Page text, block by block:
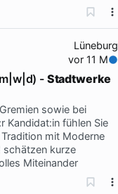
Lüneburg
vor 11 M
- Stadtwerke
sowie bei
Kandidat:in fühlen Sie
mit Moderne
schätzen kurze
Miteinander